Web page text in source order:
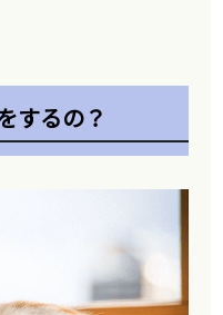
するの？